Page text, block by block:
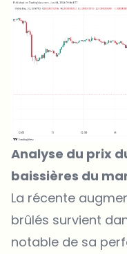
Analyse du prix
baissières du
La récente
brûlés survient
notable de sa